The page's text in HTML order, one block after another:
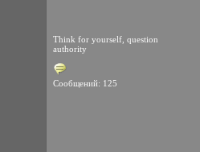
Think for yourself, question
authority
Сообщений: 125